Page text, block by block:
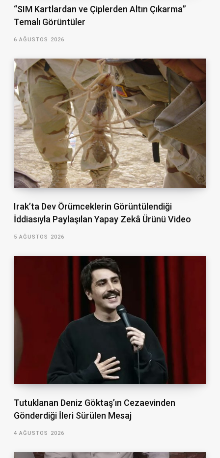
“SIM Kartlardan ve Çiplerden Altın Çıkarma”
Temalı Görüntüler
6 AĞUSTOS 2026
Irak’ta Dev Örümceklerin Görüntülendiği
İddiasıyla Paylaşılan Yapay Zekâ Ürünü Video
5 AĞUSTOS 2026
Tutuklanan Deniz Göktaş’ın Cezaevinden
Gönderdiği İleri Sürülen Mesaj
4 AĞUSTOS 2026